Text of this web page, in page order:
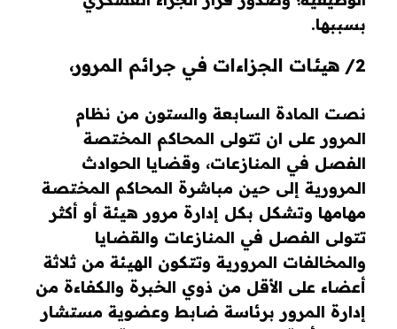
بسببها.
2/ هيئات الجزاءات في جرائم المرور،
نصت المادة السابعة والستون من نظام
المرور على ان تتولى المحاكم المختصة
الفصل في المنازعات، وقضايا الحوادث
المرورية إلى حين مباشرة المحاكم المختصة
مهامها وتشكل بكل إدارة مرور هيئة أو أكثر
تتولى الفصل في المنازعات والقضايا
والمخالفات المرورية وتتكون الهيئة من ثلاثة
أعضاء على الأقل من ذوي الخبرة والكفاءة من
إدارة المرور برئاسة ضابط وعضوية مستشار